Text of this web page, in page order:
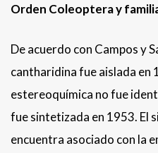
Orden Coleoptera y
De acuerdo con Campos y
cantharidina fue aislada en
estereoquímica no fue
fue sintetizada en 1953. El
encuentra asociado con la